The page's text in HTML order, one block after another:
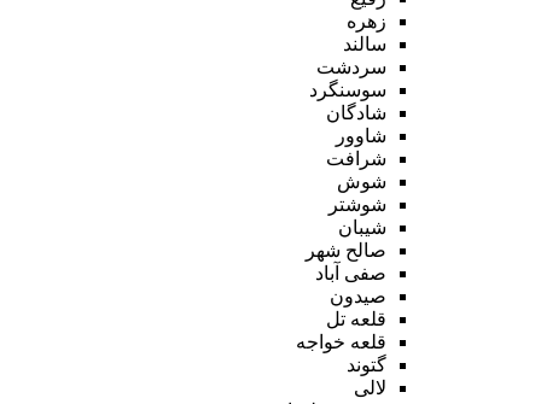
زهره
سالند
سردشت
سوسنگرد
شادگان
شاوور
شرافت
شوش
شوشتر
شیبان
صالح شهر
صفی آباد
صیدون
قلعه تل
قلعه خواجه
گتوند
لالی